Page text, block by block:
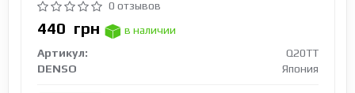
0 отзывов
440 грн
в наличии
Артикул:
Q20TT
DENSO
Япония